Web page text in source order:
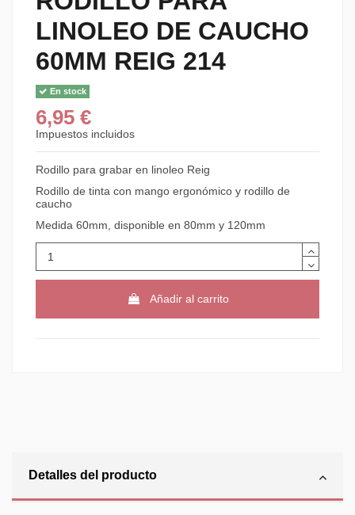
LINOLEO DE CAUCHO
60MM REIG 214
En stock
6,95 €
Impuestos incluidos
Rodillo para grabar en linoleo Reig
Rodillo de tinta con mango ergonómico y rodillo de
caucho
Medida 60mm, disponible en 80mm y 120mm
Añadir al carrito
Detalles del producto